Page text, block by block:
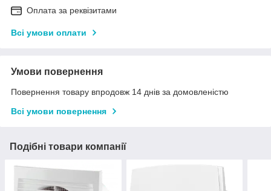
Оплата за реквізитами
Всі умови оплати
Умови повернення
Повернення товару впродовж 14 днів за домовленістю
Всі умови повернення
Подібні товари компанії